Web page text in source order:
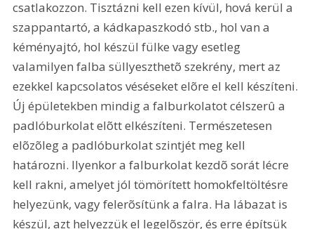
csatlakozzon. Tisztázni kell ezen kívül, hová kerül a
szappantartó, a kádkapaszkodó stb., hol van a
kéményajtó, hol készül fülke vagy esetleg
valamilyen falba süllyeszthetõ szekrény, mert az
ezekkel kapcsolatos véséseket elõre el kell készíteni.
Új épületekben mindig a falburkolatot célszerû a
padlóburkolat elõtt elkészíteni. Természetesen
elõzõleg a padlóburkolat szintjét meg kell
határozni. Ilyenkor a falburkolat kezdõ sorát lécre
kell rakni, amelyet jól tömörített homokfeltöltésre
helyezünk, vagy felerõsítünk a falra. Ha lábazat is
készül, azt helyezzük el legelõször, és erre építsük